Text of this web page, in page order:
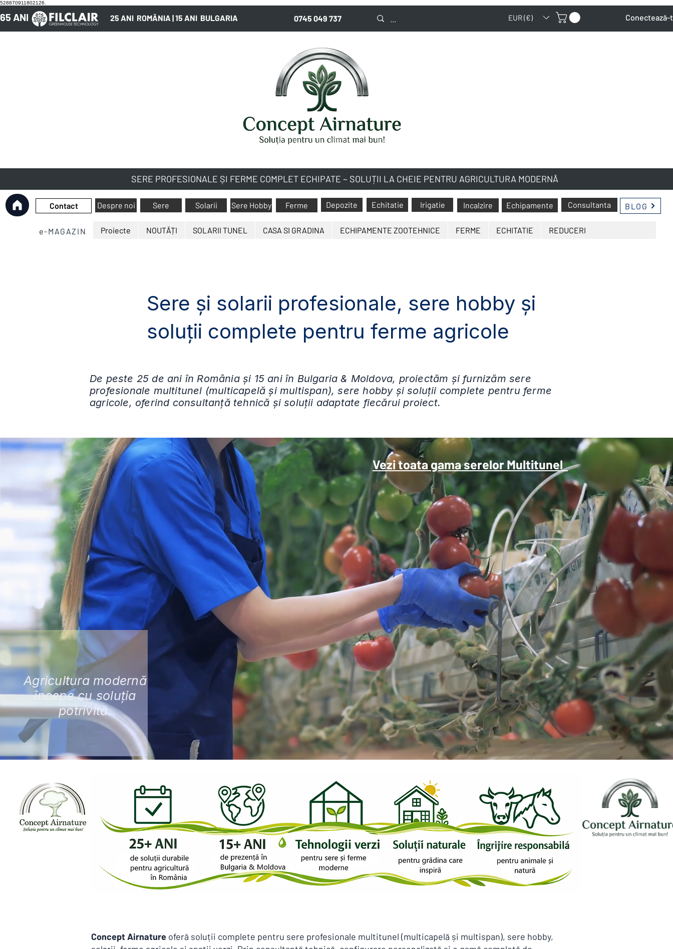
528870911802126.
65 ANI 25 ANI ROMÂNIA | 15 ANI BULGARIA 0745 049 737 EUR (€) Conectează-
SERE PROFESIONALE ȘI FERME COMPLET ECHIPATE ~ SOLUȚII LA CHEIE PENTRU AGRICULTURA MODERNĂ
Contact Despre noi Sere Solarii Sere Hobby Ferme Depozite Echitatie Irigatie Incalzire Echipamente Consultanta BLOG
e-MAGAZIN Proiecte NOUTĂȚI SOLARII TUNEL CASA SI GRADINA ECHIPAMENTE ZOOTEHNICE FERME ECHITATIE REDUCERI
Sere și solarii profesionale, sere hobby și
soluții complete pentru ferme agricole
De peste 25 de ani în România și 15 ani în Bulgaria & Moldova, proiectăm și furnizăm sere
profesionale multitunel (multicapelă și multispan), sere hobby și soluții complete pentru ferme
agricole, oferind consultanță tehnică și soluții adaptate fiecărui proiect.
Vezi toata gama serelor Multitunel
Agricultura modernă
începe cu soluția
potrivită.
Concept Airnature oferă soluții complete pentru sere profesionale multitunel (multicapelă și multispan), sere hobby,